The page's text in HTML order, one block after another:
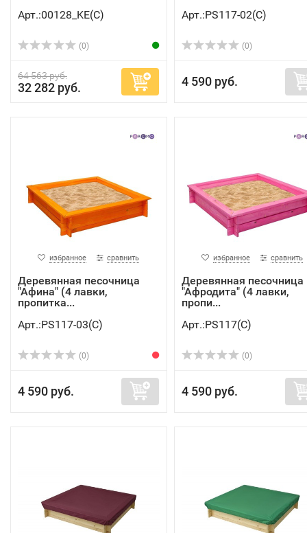
Арт.:00128_KE(C)
(0)
64 563 руб.
32 282 руб.
Арт.:PS117-02(C)
(0)
4 590 руб.
избранное сравнить
Деревянная песочница
"Афина" (4 лавки,
пропитка...
Арт.:PS117-03(C)
(0)
4 590 руб.
избранное сравнить
Деревянная песочница
"Афродита" (4 лавки,
пропи...
Арт.:PS117(C)
(0)
4 590 руб.